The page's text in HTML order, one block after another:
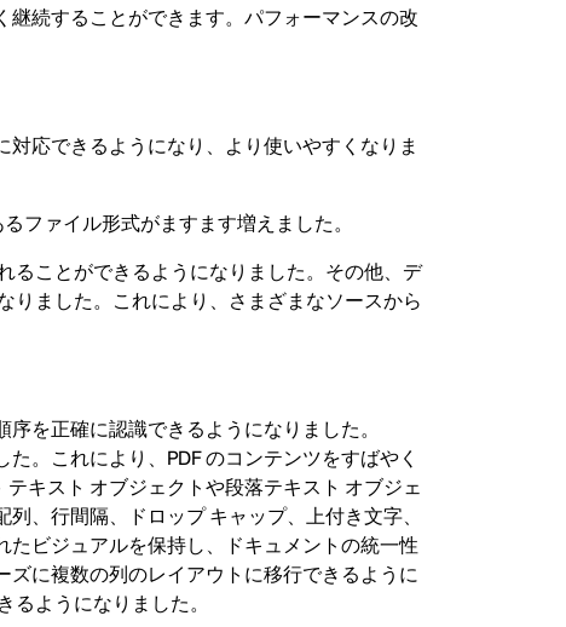
続することができます。パフォーマンスの改
応できるようになり、より使いやすくなりま
ファイル形式がますます増えました。
ることができるようになりました。その他、デ
りました。これにより、さまざまなソースから
を正確に認識できるようになりました。
。これにより、PDF のコンテンツをすばやく
キスト オブジェクトや段落テキスト オブジェ
、行間隔、ドロップ キャップ、上付き文字、
たビジュアルを保持し、ドキュメントの統一性
に複数の列のレイアウトに移行できるように
るようになりました。